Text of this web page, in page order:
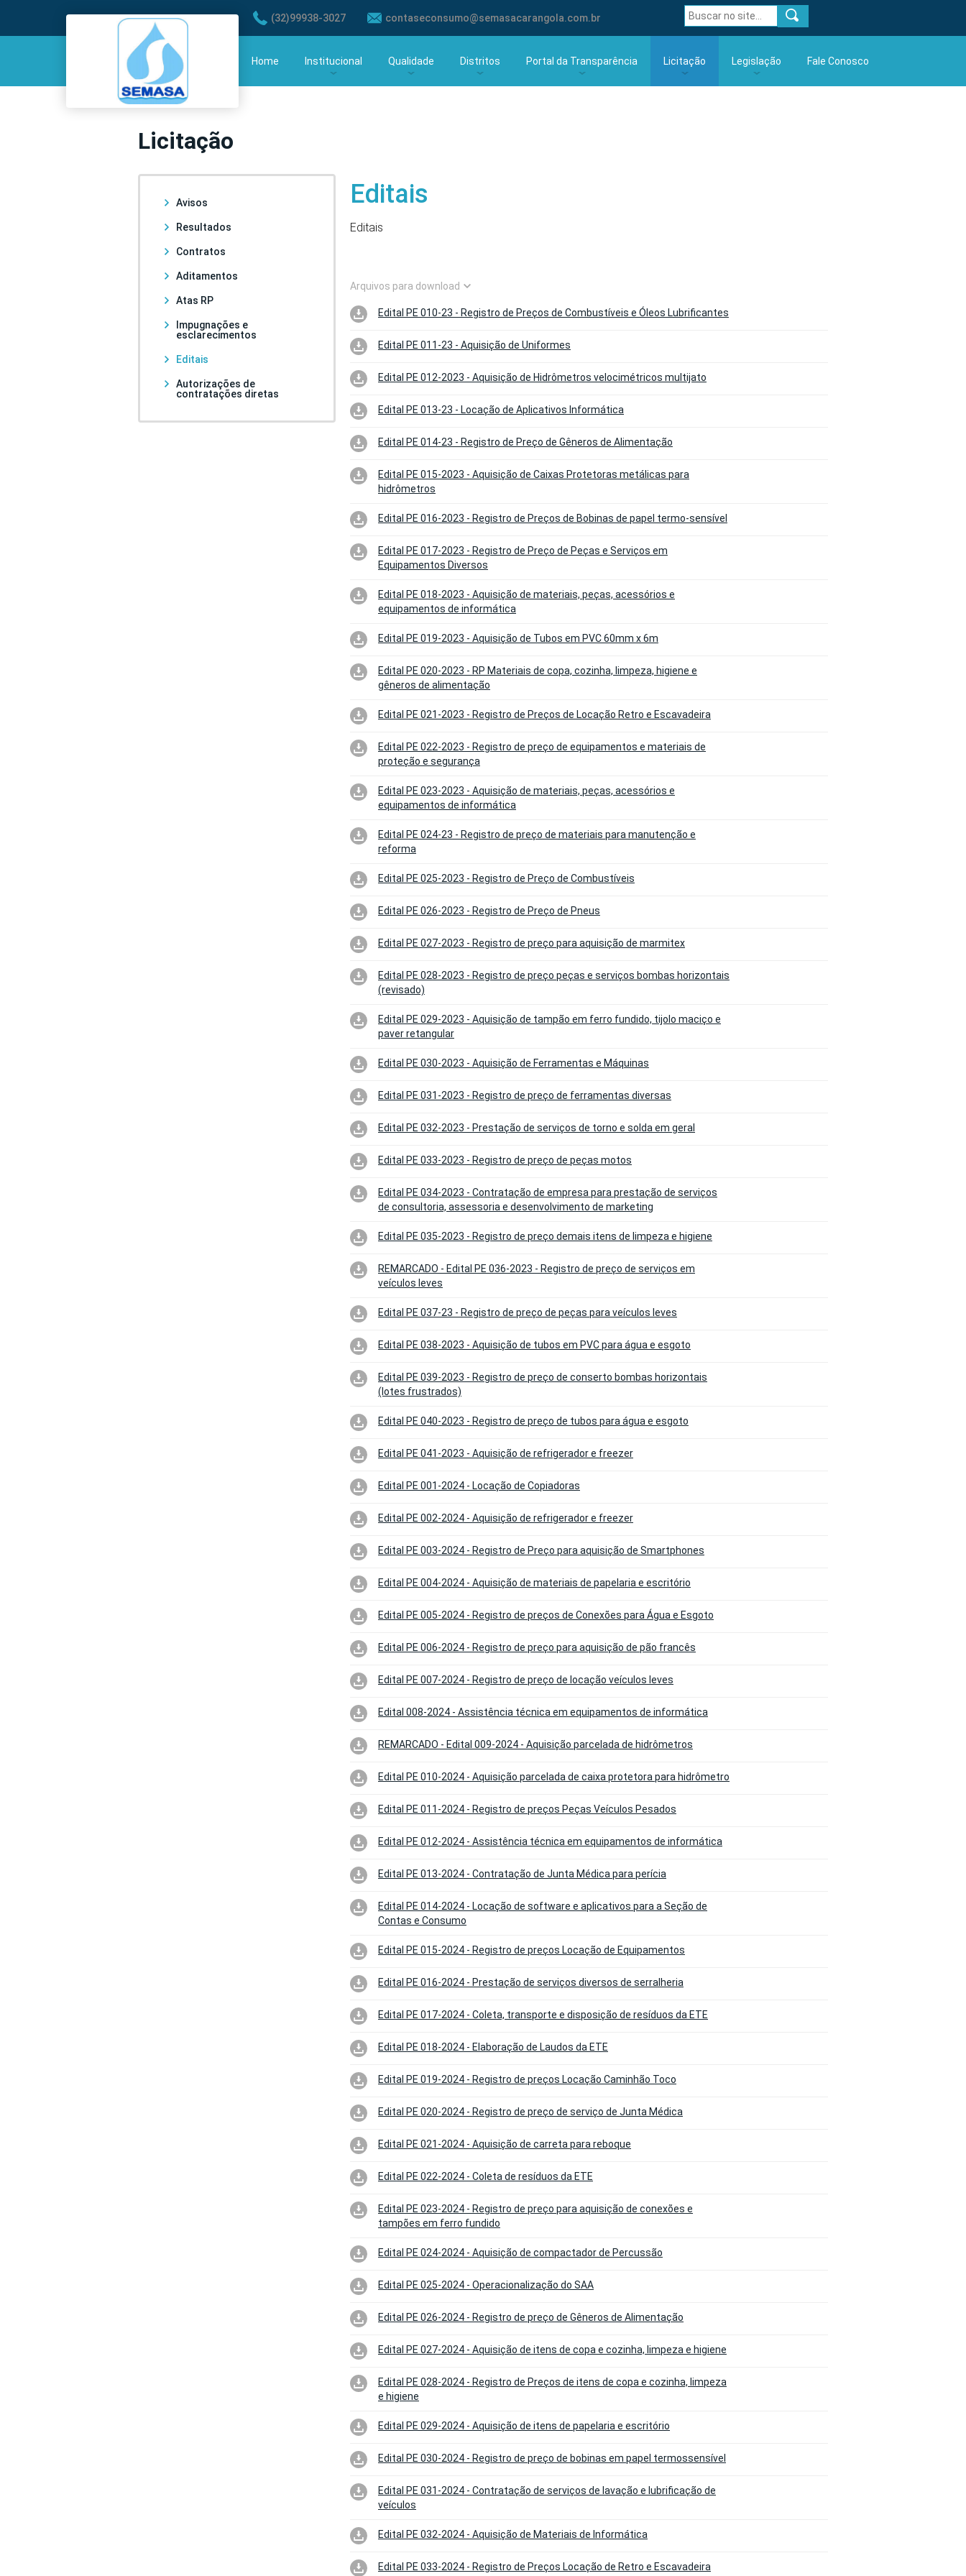
(32)99938-3027 contaseconsumo@semasacarangola.com.br
Home Institucional Qualidade Distritos Portal da Transparência Licitação Legislação Fale Conosco
Licitação
Avisos
Resultados
Contratos
Aditamentos
Atas RP
Impugnações e
esclarecimentos
Editais
Autorizações de
contratações diretas
Editais
Editais
Arquivos para download
Edital PE 010-23 - Registro de Preços de Combustíveis e Óleos Lubrificantes
Edital PE 011-23 - Aquisição de Uniformes
Edital PE 012-2023 - Aquisição de Hidrômetros velocimétricos multijato
Edital PE 013-23 - Locação de Aplicativos Informática
Edital PE 014-23 - Registro de Preço de Gêneros de Alimentação
Edital PE 015-2023 - Aquisição de Caixas Protetoras metálicas para
hidrômetros
Edital PE 016-2023 - Registro de Preços de Bobinas de papel termo-sensível
Edital PE 017-2023 - Registro de Preço de Peças e Serviços em
Equipamentos Diversos
Edital PE 018-2023 - Aquisição de materiais, peças, acessórios e
equipamentos de informática
Edital PE 019-2023 - Aquisição de Tubos em PVC 60mm x 6m
Edital PE 020-2023 - RP Materiais de copa, cozinha, limpeza, higiene e
gêneros de alimentação
Edital PE 021-2023 - Registro de Preços de Locação Retro e Escavadeira
Edital PE 022-2023 - Registro de preço de equipamentos e materiais de
proteção e segurança
Edital PE 023-2023 - Aquisição de materiais, peças, acessórios e
equipamentos de informática
Edital PE 024-23 - Registro de preço de materiais para manutenção e
reforma
Edital PE 025-2023 - Registro de Preço de Combustíveis
Edital PE 026-2023 - Registro de Preço de Pneus
Edital PE 027-2023 - Registro de preço para aquisição de marmitex
Edital PE 028-2023 - Registro de preço peças e serviços bombas horizontais
(revisado)
Edital PE 029-2023 - Aquisição de tampão em ferro fundido, tijolo maciço e
paver retangular
Edital PE 030-2023 - Aquisição de Ferramentas e Máquinas
Edital PE 031-2023 - Registro de preço de ferramentas diversas
Edital PE 032-2023 - Prestação de serviços de torno e solda em geral
Edital PE 033-2023 - Registro de preço de peças motos
Edital PE 034-2023 - Contratação de empresa para prestação de serviços
de consultoria, assessoria e desenvolvimento de marketing
Edital PE 035-2023 - Registro de preço demais itens de limpeza e higiene
REMARCADO - Edital PE 036-2023 - Registro de preço de serviços em
veículos leves
Edital PE 037-23 - Registro de preço de peças para veículos leves
Edital PE 038-2023 - Aquisição de tubos em PVC para água e esgoto
Edital PE 039-2023 - Registro de preço de conserto bombas horizontais
(lotes frustrados)
Edital PE 040-2023 - Registro de preço de tubos para água e esgoto
Edital PE 041-2023 - Aquisição de refrigerador e freezer
Edital PE 001-2024 - Locação de Copiadoras
Edital PE 002-2024 - Aquisição de refrigerador e freezer
Edital PE 003-2024 - Registro de Preço para aquisição de Smartphones
Edital PE 004-2024 - Aquisição de materiais de papelaria e escritório
Edital PE 005-2024 - Registro de preços de Conexões para Água e Esgoto
Edital PE 006-2024 - Registro de preço para aquisição de pão francês
Edital PE 007-2024 - Registro de preço de locação veículos leves
Edital 008-2024 - Assistência técnica em equipamentos de informática
REMARCADO - Edital 009-2024 - Aquisição parcelada de hidrômetros
Edital PE 010-2024 - Aquisição parcelada de caixa protetora para hidrômetro
Edital PE 011-2024 - Registro de preços Peças Veículos Pesados
Edital PE 012-2024 - Assistência técnica em equipamentos de informática
Edital PE 013-2024 - Contratação de Junta Médica para perícia
Edital PE 014-2024 - Locação de software e aplicativos para a Seção de
Contas e Consumo
Edital PE 015-2024 - Registro de preços Locação de Equipamentos
Edital PE 016-2024 - Prestação de serviços diversos de serralheria
Edital PE 017-2024 - Coleta, transporte e disposição de resíduos da ETE
Edital PE 018-2024 - Elaboração de Laudos da ETE
Edital PE 019-2024 - Registro de preços Locação Caminhão Toco
Edital PE 020-2024 - Registro de preço de serviço de Junta Médica
Edital PE 021-2024 - Aquisição de carreta para reboque
Edital PE 022-2024 - Coleta de resíduos da ETE
Edital PE 023-2024 - Registro de preço para aquisição de conexões e
tampões em ferro fundido
Edital PE 024-2024 - Aquisição de compactador de Percussão
Edital PE 025-2024 - Operacionalização do SAA
Edital PE 026-2024 - Registro de preço de Gêneros de Alimentação
Edital PE 027-2024 - Aquisição de itens de copa e cozinha, limpeza e higiene
Edital PE 028-2024 - Registro de Preços de itens de copa e cozinha, limpeza
e higiene
Edital PE 029-2024 - Aquisição de itens de papelaria e escritório
Edital PE 030-2024 - Registro de preço de bobinas em papel termossensível
Edital PE 031-2024 - Contratação de serviços de lavação e lubrificação de
veículos
Edital PE 032-2024 - Aquisição de Materiais de Informática
Edital PE 033-2024 - Registro de Preços Locação de Retro e Escavadeira